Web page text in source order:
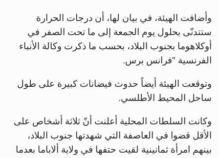
وأضافت الهيئة، في بيان لها، أن درجات الحرارة
ستتدنّى بحلول يوم الجمعة إلى ما تحت الصفر في
أوكلاهوما بجنوب البلاد، بحسب ما ذكرت وكالة الأنباء
الفرنسية "فرانس برس.
وتوقعت الهيئة أيضاً حدوث فيضانات كبيرة على طول
ساحل المحيط الأطلسي.
وكانت السلطات المحلية أعلنت أنّ ثلاثة أشخاص على
الأقل قضوا في العاصفة التي شهدتها جنوب البلاد،
بينهم امرأة ثمانينية لقيت حتفها في ولاية ألاباما بعدما